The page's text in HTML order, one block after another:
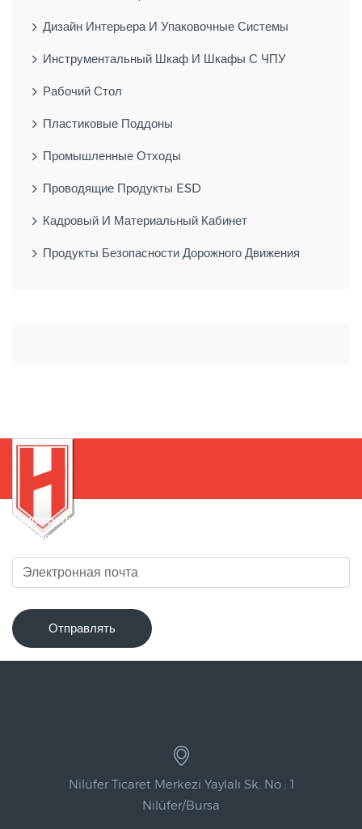
Дизайн Интерьера И Упаковочные Системы
Инструментальный Шкаф И Шкафы С ЧПУ
Рабочий Стол
Пластиковые Поддоны
Промышленные Отходы
Проводящие Продукты ESD
Кадровый И Материальный Кабинет
Продукты Безопасности Дорожного Движения
Подпишитесь на нашу рассылку, чтобы быть в курсе
новинок!
Отправлять
Nilüfer Ticaret Merkezi Yaylalı Sk. No : 1
Nilüfer/Bursa